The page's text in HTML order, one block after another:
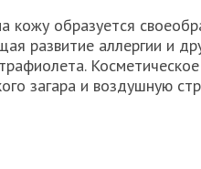
кожу образуется
развитие аллергии и
загара и воздушную